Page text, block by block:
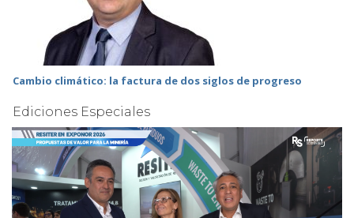
Cambio climático: la factura de dos siglos de progreso
Ediciones Especiales